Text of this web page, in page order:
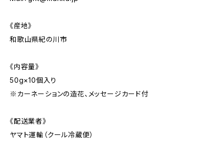
《産地》
和歌山県紀の川市
《内容量》
50g×10個入り
※カーネーションの造花、メッセージカード付
《配送業者》
ヤマト運輸（クール冷蔵便）